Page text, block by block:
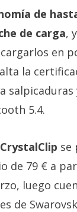
de
de carga,
en
la
salpicaduras
5.4.
se
de 79 € a
luego
de